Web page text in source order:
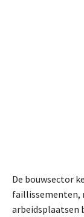
De bouwsector
faillissementen,
arbeidsplaatsen